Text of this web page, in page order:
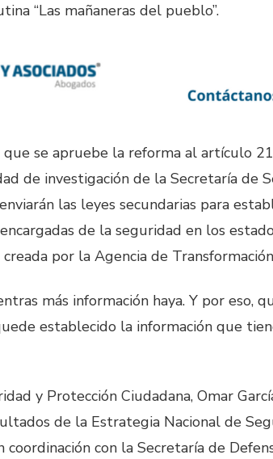
“Las mañaneras del pueblo”.
se apruebe la reforma al artículo
de investigación de la Secretaría de
las leyes secundarias para
de la seguridad en los
por la Agencia de
más información haya. Y por eso,
establecido la información que
y Protección Ciudadana, Omar
de la Estrategia Nacional de
coordinación con la Secretaría de